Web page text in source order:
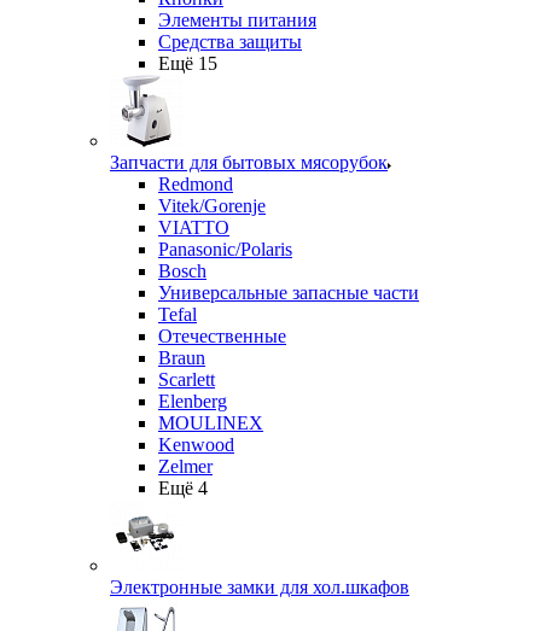
Элементы питания
Средства защиты
Ещё 15
Запчасти для бытовых мясорубок
Redmond
Vitek/Gorenje
VIATTO
Panasonic/Polaris
Bosch
Универсальные запасные части
Tefal
Отечественные
Braun
Scarlett
Elenberg
MOULINEX
Kenwood
Zelmer
Ещё 4
Электронные замки для хол.шкафов